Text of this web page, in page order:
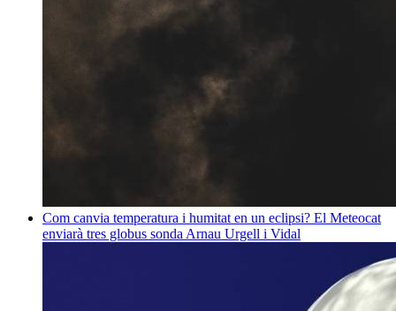
Com canvia temperatura i humitat en un eclipsi? El Meteocat
enviarà tres globus sonda Arnau Urgell i Vidal